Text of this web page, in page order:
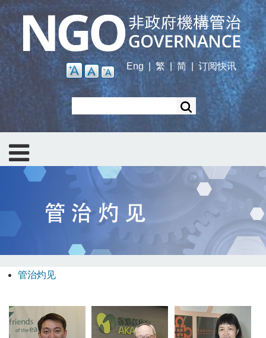
Skip
main
content
Eng
繁 | 简 订阅快讯
管治灼见